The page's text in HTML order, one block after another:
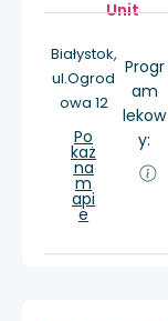
Unit
Białystok,
ul.Ogrod
owa 12
Po
każ
na
m
api
e
Progr
am
lekow
y: